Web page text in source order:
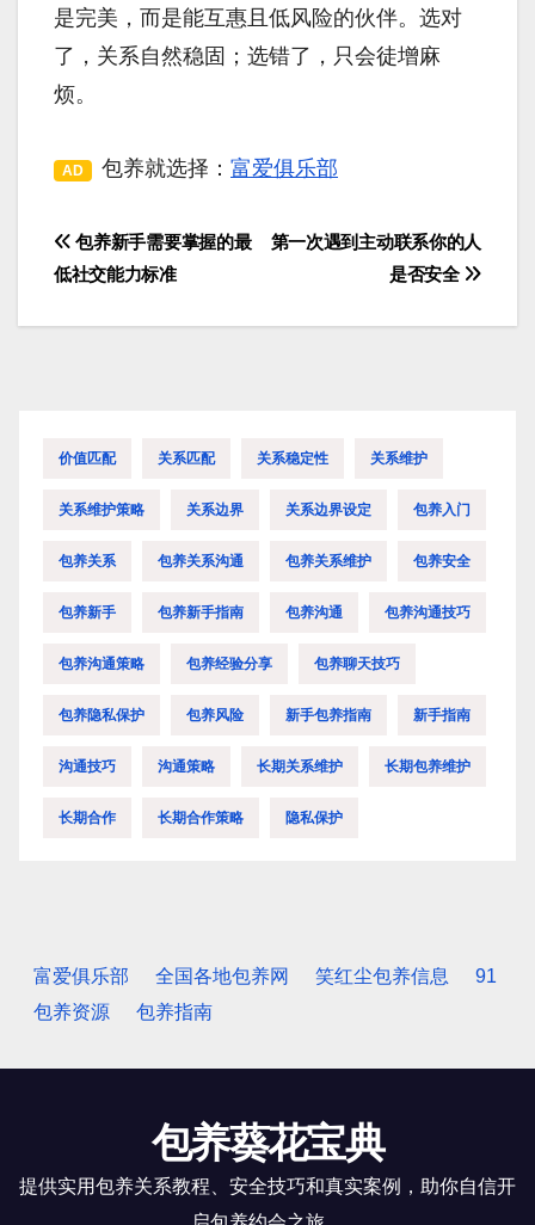
是完美，而是能互惠且低风险的伙伴。选对
了，关系自然稳固；选错了，只会徒增麻
烦。
AD 包养就选择： 富爱俱乐部
文
导
第一次遇到主动联系你的人
是否安全
包养新手需要掌握的最
低社交能力标准
价值匹配 关系匹配 关系稳定性 关系维护
关系维护策略 关系边界 关系边界设定 包养入门
包养关系 包养关系沟通 包养关系维护 包养安全
包养新手 包养新手指南 包养沟通 包养沟通技巧
包养沟通策略 包养经验分享 包养聊天技巧
包养隐私保护 包养风险 新手包养指南 新手指南
沟通技巧 沟通策略 长期关系维护 长期包养维护
长期合作 长期合作策略 隐私保护
富爱俱乐部 全国各地包养网 笑红尘包养信息
91
包养资源
包养指南
包养葵花宝典
提供实用包养关系教程、安全技巧和真实案例，助你自信开